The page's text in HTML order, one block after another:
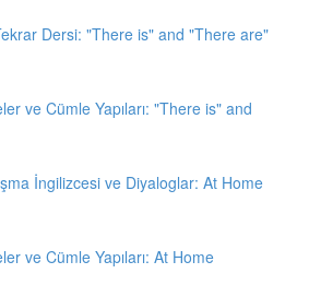
Dersi: "There is" and "There are"
ve Cümle Yapıları: "There is" and
İngilizcesi ve Diyaloglar: At Home
ve Cümle Yapıları: At Home